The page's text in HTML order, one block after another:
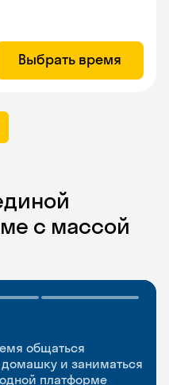
Выбрать время
с массой
общаться
и заниматься
платформе
новые слова где
практики